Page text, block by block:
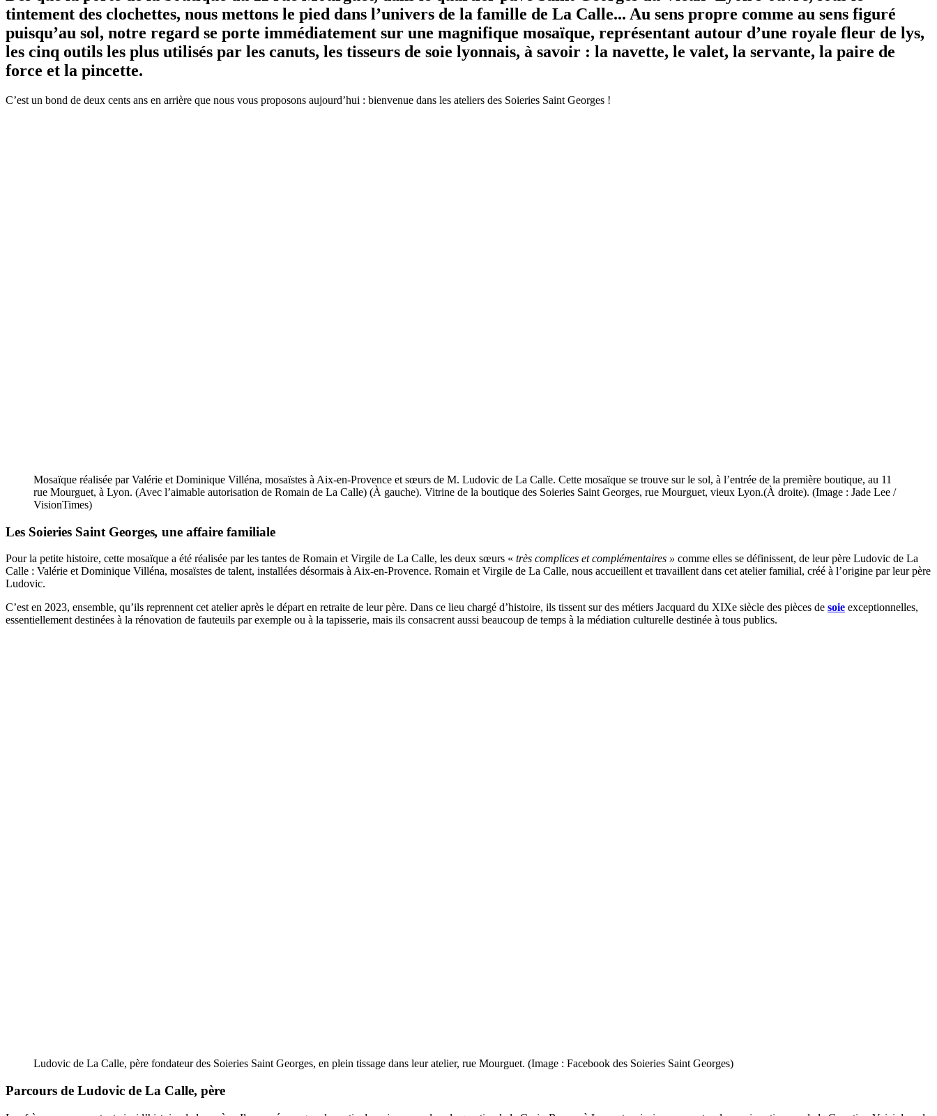
tintement des clochettes, nous mettons le pied dans l’univers de la famille de La Calle... Au sens propre comme au sens figuré
puisqu’au sol, notre regard se porte immédiatement sur une magnifique mosaïque, représentant autour d’une royale fleur de lys,
les cinq outils les plus utilisés par les canuts, les tisseurs de soie lyonnais, à savoir : la navette, le valet, la servante, la paire de
force et la pincette.
C’est un bond de deux cents ans en arrière que nous vous proposons aujourd’hui : bienvenue dans les ateliers des Soieries Saint Georges !
Mosaïque réalisée par Valérie et Dominique Villéna, mosaïstes à Aix-en-Provence et sœurs de M. Ludovic de La Calle. Cette mosaïque se trouve sur le sol, à l’entrée de la première boutique, au 11
rue Mourguet, à Lyon. (Avec l’aimable autorisation de Romain de La Calle) (À gauche). Vitrine de la boutique des Soieries Saint Georges, rue Mourguet, vieux Lyon.(À droite). (Image : Jade Lee /
VisionTimes)
Les Soieries Saint Georges, une affaire familiale
Pour la petite histoire, cette mosaïque a été réalisée par les tantes de Romain et Virgile de La Calle, les deux sœurs « très complices et complémentaires » comme elles se définissent, de leur père Ludovic de La
Calle : Valérie et Dominique Villéna, mosaïstes de talent, installées désormais à Aix-en-Provence. Romain et Virgile de La Calle, nous accueillent et travaillent dans cet atelier familial, créé à l’origine par leur père
Ludovic.
C’est en 2023, ensemble, qu’ils reprennent cet atelier après le départ en retraite de leur père. Dans ce lieu chargé d’histoire, ils tissent sur des métiers Jacquard du XIXe siècle des pièces de soie exceptionnelles,
essentiellement destinées à la rénovation de fauteuils par exemple ou à la tapisserie, mais ils consacrent aussi beaucoup de temps à la médiation culturelle destinée à tous publics.
Ludovic de La Calle, père fondateur des Soieries Saint Georges, en plein tissage dans leur atelier, rue Mourguet. (Image : Facebook des Soieries Saint Georges)
Parcours de Ludovic de La Calle, père